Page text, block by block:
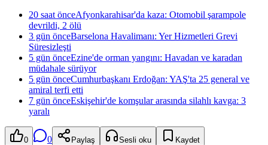
20 saat önceAfyonkarahisar'da kaza: Otomobil şarampole
devrildi, 2 ölü
3 gün önceBarselona Havalimanı: Yer Hizmetleri Grevi
Süresizleşti
5 gün önceEzine'de orman yangını: Havadan ve karadan
müdahale sürüyor
5 gün önceCumhurbaşkanı Erdoğan: YAŞ'ta 25 general ve
amiral terfi etti
7 gün önceEskişehir'de komşular arasında silahlı kavga: 3
yaralı
0 0 Paylaş Sesli oku Kaydet